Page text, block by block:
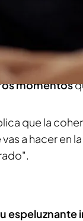
hace
Chester’y
para dar su
momentos
que la
a hacer en